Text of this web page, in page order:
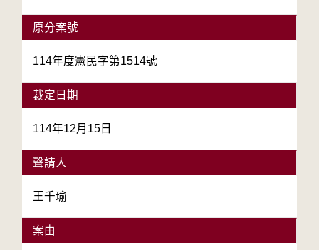
原分案號
114年度憲民字第1514號
裁定日期
114年12月15日
聲請人
王千瑜
案由